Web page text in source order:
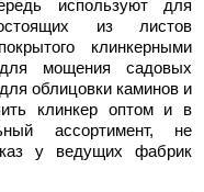
используют для
из листов
клинкерными
мощения садовых
облицовки каминов и
клинкер оптом и в
ассортимент, не
у ведущих фабрик